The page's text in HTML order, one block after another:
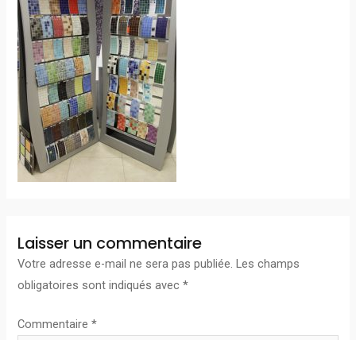
Laisser un commentaire
Votre adresse e-mail ne sera pas publiée. Les champs
obligatoires sont indiqués avec*
Commentaire*